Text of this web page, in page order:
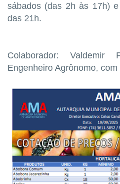
sábados (das 2h às 17h)
das 21h.
Colaborador:
Engenheiro Agrônomo,